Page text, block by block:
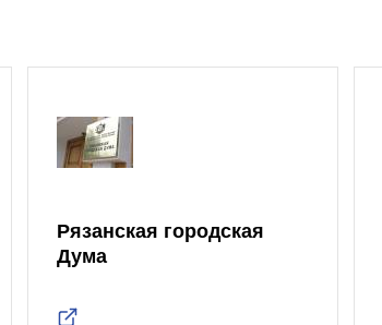
Рязанская городская
Дума